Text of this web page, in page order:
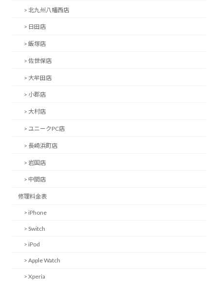
> 北九州八幡西店
> 日田店
> 飯塚店
> 佐世保店
> 大牟田店
> 小郡店
> 大村店
> ユニークPC店
> 長崎浜町店
> 岩国店
> 中間店
修理料金表
> iPhone
> Switch
> iPod
> Apple Watch
> Xperia